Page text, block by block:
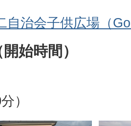
自治会子供広場（
始時間）
）